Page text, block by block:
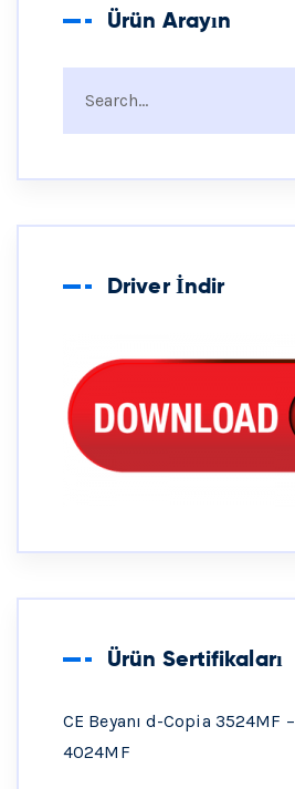
Ürün Arayın
Driver İndir
Ürün Sertifikaları
CE Beyanı d-Copia 3524MF
4024MF